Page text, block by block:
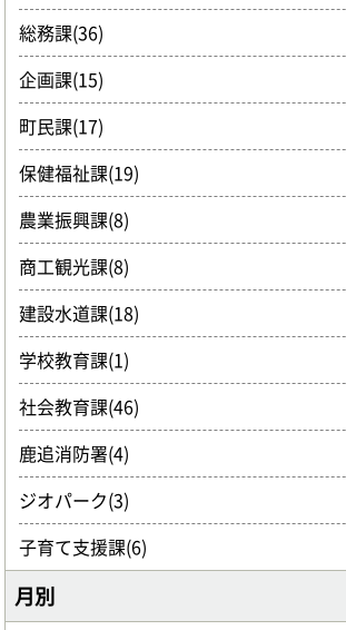
総務課(36)
企画課(15)
町民課(17)
保健福祉課(19)
農業振興課(8)
商工観光課(8)
建設水道課(18)
学校教育課(1)
社会教育課(46)
鹿追消防署(4)
ジオパーク(3)
子育て支援課(6)
月別